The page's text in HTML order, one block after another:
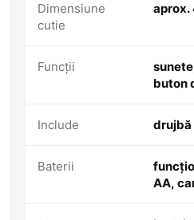
Dimensiune
cutie
aprox.
Funcții
buton
Include drujbă
Baterii
AA,